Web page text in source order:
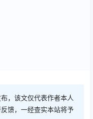
，该文仅代表作者本人
馈，一经查实本站将予